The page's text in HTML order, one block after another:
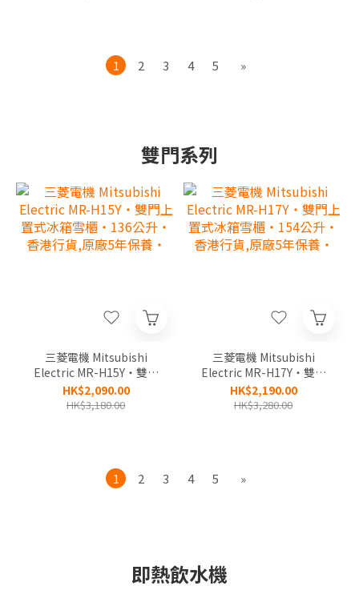
1 2 3 4 5 »
雙門系列
三菱電機 Mitsubishi
Electric MR-H15Y‧雙門
上置式冰箱雪櫃‧136公
升‧香港行貨,原廠5年保
HK$2,090.00
HK$3,180.00
三菱電機 Mitsubishi
Electric MR-H17Y‧雙門
上置式冰箱雪櫃‧154公
升‧香港行貨,原廠5年保
HK$2,190.00
HK$3,280.00
1 2 3 4 5 »
即熱飲水機